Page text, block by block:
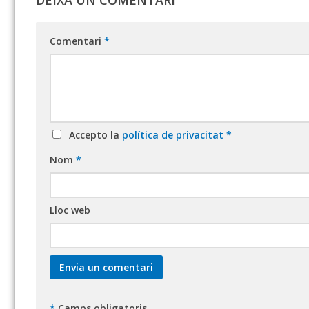
Comentari *
Accepto la política de privacitat *
Nom *
Lloc web